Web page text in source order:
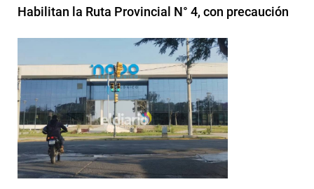
Habilitan la Ruta Provincial N° 4, con precaución